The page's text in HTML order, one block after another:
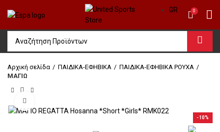
GR 0
Αρχική σελίδα ΠΑΙΔΙΚΑ-ΕΦΗΒΙΚΑ
ΠΑΙΔΙΚΑ-ΕΦΗΒΙΚΑ ΡΟΥΧΑ
ΜΑΓΙΩ
-10%